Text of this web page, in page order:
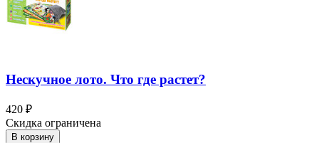
Нескучное лото. Что где растет?
420 ₽
Скидка ограничена
В корзину